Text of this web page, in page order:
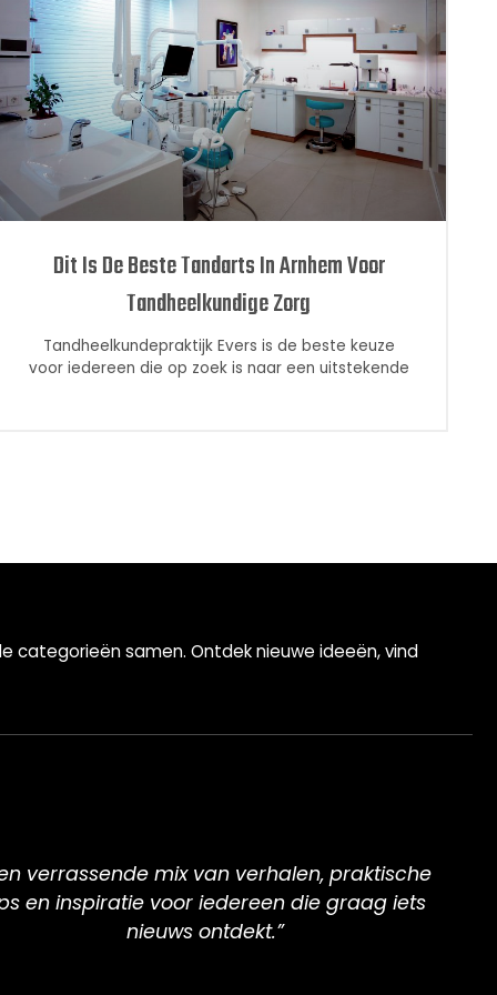
Dit Is De Beste Tandarts In Arnhem Voor
Tandheelkundige Zorg
Tandheelkundepraktijk Evers is de beste keuze
voor iedereen die op zoek is naar een uitstekende
categorieën samen. Ontdek nieuwe ideeën, vind
verrassende mix van verhalen, praktische
en inspiratie voor iedereen die graag iets
nieuws ontdekt.”